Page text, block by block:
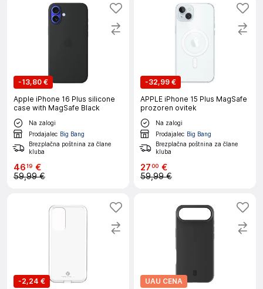
-13,80 €
Apple iPhone 16 Plus silicone
case with MagSafe Black
Na zalogi
Prodajalec Big Bang
Brezplačna poštnina za člane
kluba
4619 €
59,99 €
-32,99 €
APPLE iPhone 15 Plus MagSafe
prozoren ovitek
Na zalogi
Prodajalec Big Bang
Brezplačna poštnina za člane
kluba
2700 €
59,99 €
-2,24 €
UAU CENA